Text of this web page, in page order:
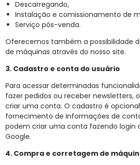
Descarregando,
Instalação e comissionamento de
Serviço pós-venda.
Oferecemos também a possibilidade
de máquinas através do nosso site.
3. Cadastro e conta do usuário
Para acessar determinadas
fazer pedidos ou receber newsletters,
criar uma conta. O cadastro é
fornecimento de informações de
podem criar uma conta fazendo login
Google.
4. Compra e corretagem de